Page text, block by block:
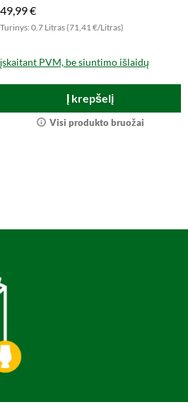
49,99 €
Turinys: 0.7 Litras (71,41 €/Litras)
įskaitant PVM, be siuntimo išlaidų
Į krepšelį
Visi produkto bruožai